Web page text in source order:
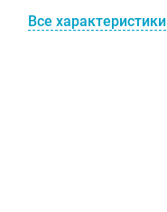
Все характеристики